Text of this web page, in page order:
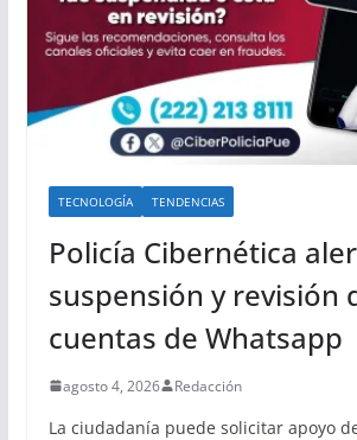
TECNOLOGÍA TENDENCIAS
Policía Cibernética
suspensión y revisión
cuentas de Whatsapp
agosto 4, 2026 Redacción
La ciudadanía puede solicitar apoyo